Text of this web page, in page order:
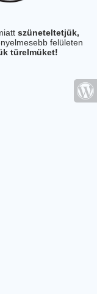
szüneteltetjük,
felületen
türelmüket!